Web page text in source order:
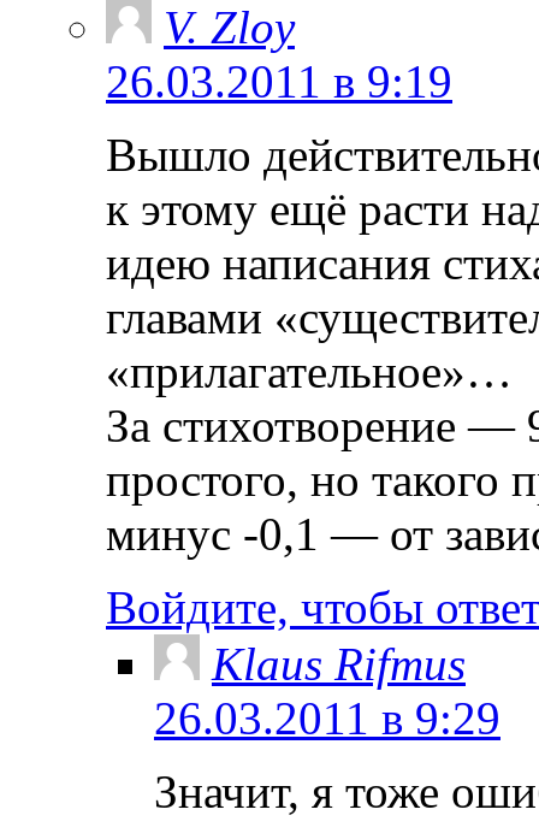
V. Zloy
26.03.2011 в 9:19
Вышло
к этому ещё расти
идею написания
главами
«прилагательное»…
За стихотворение —
простого, но такого
минус -0,1 — от
Войдите, чтобы
Klaus Rifmus
26.03.2011 в 9:29
Значит, я тоже